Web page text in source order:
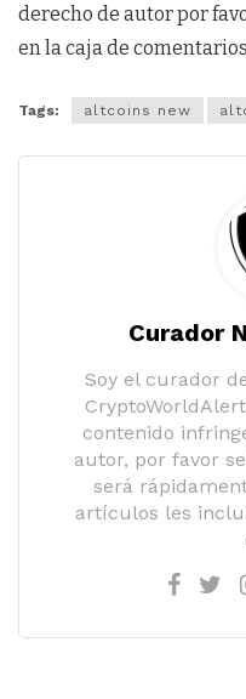
derecho de autor por
en la caja de
Tags: altcoins new
Curador
Soy el curador
contenido
autor, por favor
será
artículos les